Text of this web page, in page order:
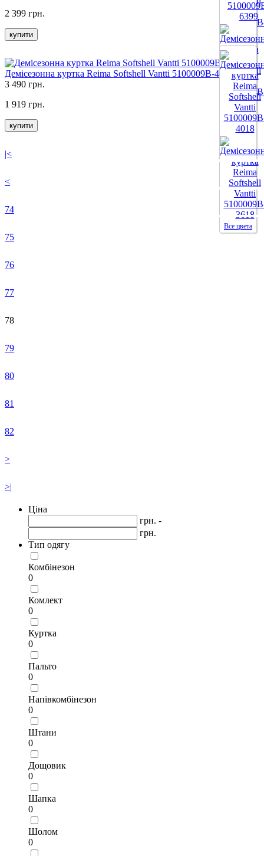
Все цвета
Все цвета
2 399 грн.
купити
Все цвета
Демісезонна куртка Reima Softshell Vantti 5100009B-4203
3 490 грн.
1 919 грн.
купити
|<
<
74
75
76
77
78
79
80
81
82
>
>|
Ціна
грн. -
грн.
Тип одягу
Комбінезон
0
Комлект
0
Куртка
0
Пальто
0
Напівкомбінезон
0
Штани
0
Дощовик
0
Шапка
0
Шолом
0